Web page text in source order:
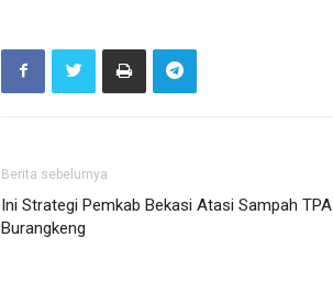
Berita sebelumya
Ini Strategi Pemkab Bekasi Atasi Sampah TPA
Burangkeng